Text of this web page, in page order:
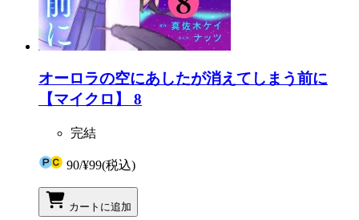
オーロラの空にあしたが消えてしまう前に
【マイクロ】 8
完結
90/¥99(税込)
カートに追加